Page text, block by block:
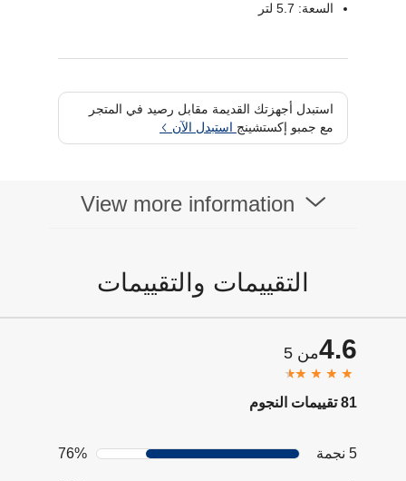
السعة: 5.7 لتر
استبدل أجهزتك القديمة مقابل رصيد في المتجر
مع جمبو إكستشينج استبدل الآن
View more information
التقييمات والتقييمات
4.6من 5
81 تقييمات النجوم
5 نجمة 76%